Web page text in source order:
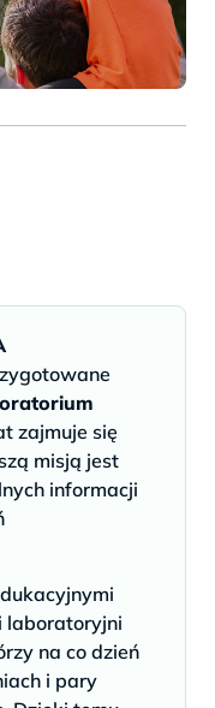
zajmuje się
misją jest
informacji
laboratoryjni
na co dzień
i pary